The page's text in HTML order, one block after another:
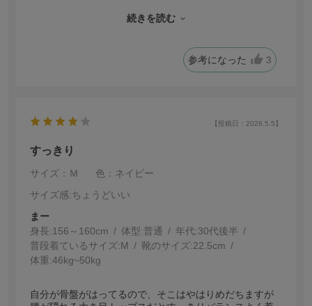
股上がもう少し深ければ、とは思いますが、ストレッチ
続きを読む
参考になった 3
【投稿日：2026.5.5】
すっきり
サイズ：Ｍ
色：ネイビー
サイズ感:ちょうどいい
まー
身長:156～160cm 体型:普通 年代:30代後半
普段着ているサイズ:M 靴のサイズ:22.5cm
体重:46kg~50kg
自分が骨盤がはってるので、そこはやはりめだちますが